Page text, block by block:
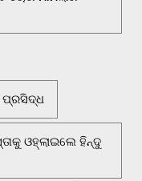
ପ୍ରସିଦ୍ଧ
ଓହ୍ଲାଇଲେ ହିନ୍ଦୁ